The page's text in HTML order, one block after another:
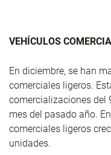
VEHÍCULOS
En diciembre, se han
comerciales ligeros.
comercializaciones del
mes del pasado año.
comerciales ligeros
unidades.